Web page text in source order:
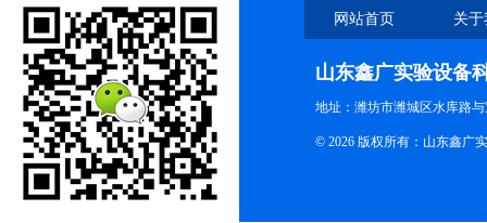
网站首页 关
山东鑫广实验设备
地址：潍坊市潍城区水库路
© 2026 版权所有：山东鑫广